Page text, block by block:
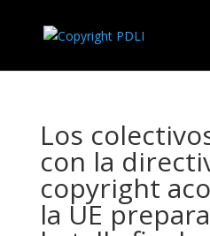
Los
con la
copyright
la UE